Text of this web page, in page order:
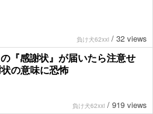
負け犬62xxi / 32 views
『感謝状』が届いたら注意せ
の意味に恐怖
負け犬62xxi / 919 views